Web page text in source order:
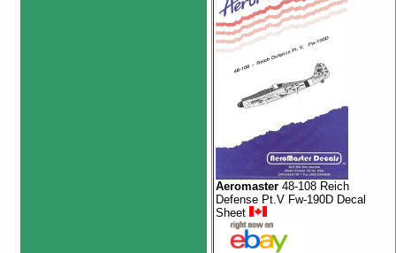
Aeromaster48-108 Reich
Defense Pt.V Fw-190D Decal
Sheet